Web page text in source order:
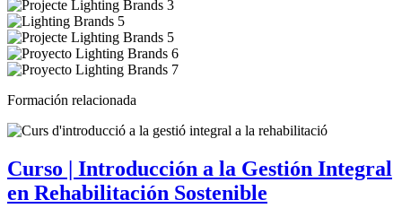
Formación relacionada
Curso | Introducción a la Gestión Integral
en Rehabilitación Sostenible